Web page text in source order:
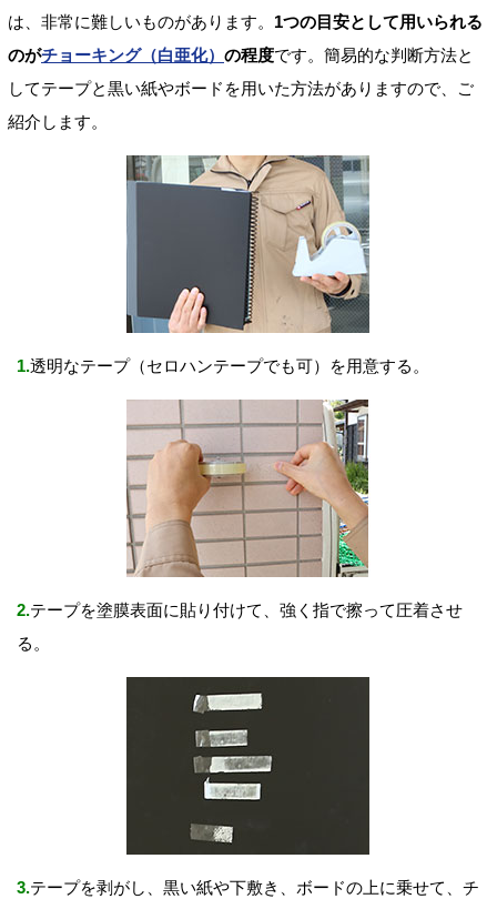
は、非常に難しいものがあります。 1つの目安として用いられる
のがチョーキング（白亜化） の程度です。簡易的な判断方法と
してテープと黒い紙やボードを用いた方法がありますので、ご
紹介します。
1.透明なテープ（セロハンテープでも可）を用意する。
2.テープを塗膜表面に貼り付けて、強く指で擦って圧着させ
る。
3.テープを剥がし、黒い紙や下敷き、ボードの上に乗せて、チ